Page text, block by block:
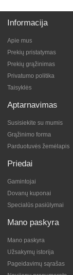
Informacija
Apie mus
Prekių pristatymas
Prekių grąžinimas
Privatumo politika
Taisyklės
Aptarnavimas
Susisiekite su mumis
Grąžinimo forma
Parduotuvės žemėlapis
Priedai
Gamintojai
Dovanų kuponai
Specialūs pasiūlymai
Mano paskyra
Mano paskyra
Užsakymų istorija
Pageidavimų sąrašas